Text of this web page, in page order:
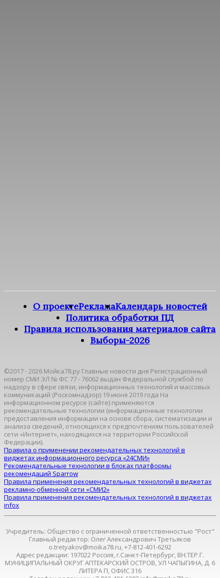
О проектеРекламаКалендарь новостей
Политика обработки ПД
Правила использования материалов сайта
Выборы-2026
©2017 - 2026 Мойка78.ру Главные новости дня Регистрационный
номер СМИ ЭЛ № ФС 77 - 76062 выдан Федеральной службой по
надзору в сфере связи, информационных технологий и массовых
коммуникаций (Роскомнадзор) 19 июня 2019 года На
информационном ресурсе (сайте) применяются
рекомендательные технологии (информационные технологии
предоставления информации на основе сбора, систематизации и
анализа сведений, относящихся к предпочтениям пользователей
сети «Интернет», находящихся на территории Российской
Федерации).
Правила о применении рекомендательных технологий в
виджетах информационного ресурса «24СМИ»
Рекомендательные технологии в блоках платформы
рекомендаций Sparrow
Правила применения рекомендательных технологий в виджетах
рекламно-обменной сети «СМИ2»
Правила применения рекомендательных технологий в виджетах
infox
Учредитель: Общество с ограниченной ответственностью "Рост"
Главный редактор: Олег Александрович Третьяков
o.tretyakov@moika78.ru, +7-812-401-6292
Адрес редакции: 197022 Россия, г.Санкт-Петербург, ВН.ТЕР.Г.
МУНИЦИПАЛЬНЫЙ ОКРУГ АПТЕКАРСКИЙ ОСТРОВ, УЛ ЧАПЫГИНА, Д. 6
ЛИТЕРА П, ОФИС 316